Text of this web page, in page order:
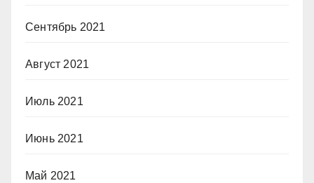
Сентябрь 2021
Август 2021
Июль 2021
Июнь 2021
Май 2021